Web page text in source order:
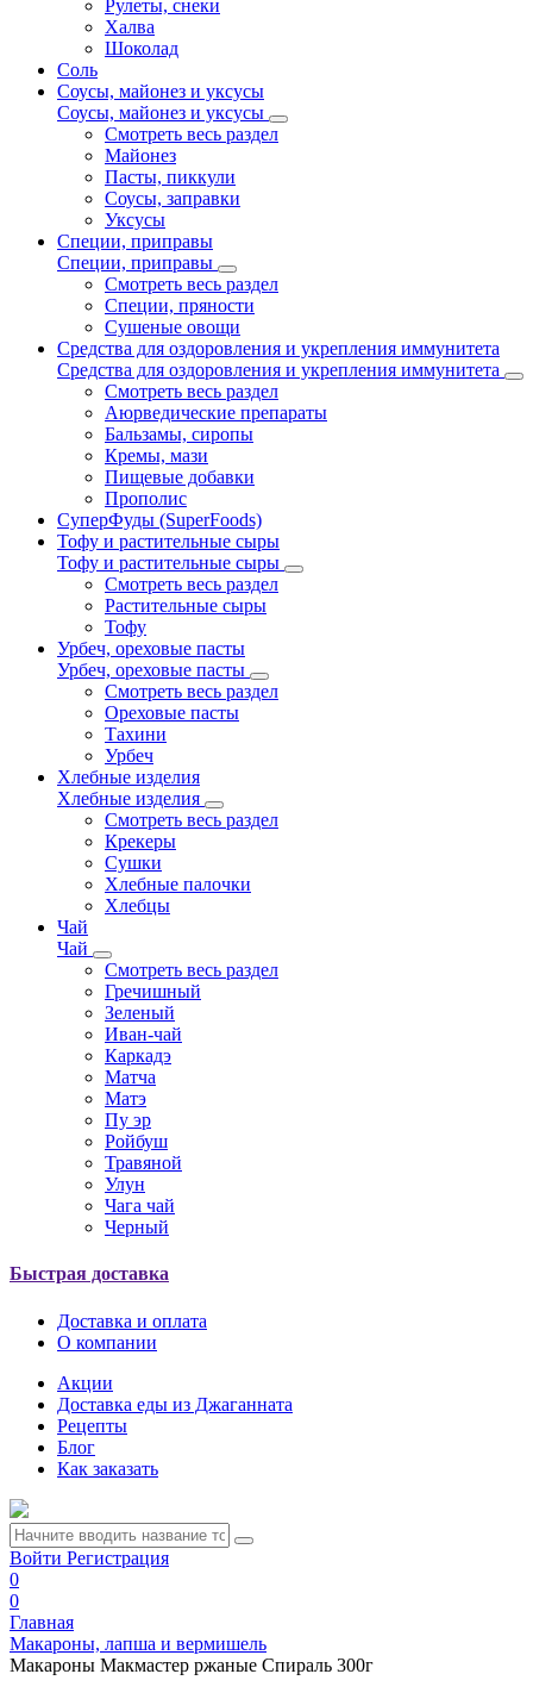
Рулеты, снеки
Халва
Шоколад
Соль
Соусы, майонез и уксусы
Соусы, майонез и уксусы
Смотреть весь раздел
Майонез
Пасты, пиккули
Соусы, заправки
Уксусы
Специи, приправы
Специи, приправы
Смотреть весь раздел
Специи, пряности
Сушеные овощи
Средства для оздоровления и укрепления иммунитета
Средства для оздоровления и укрепления иммунитета
Смотреть весь раздел
Аюрведические препараты
Бальзамы, сиропы
Кремы, мази
Пищевые добавки
Прополис
СуперФуды (SuperFoods)
Тофу и растительные сыры
Тофу и растительные сыры
Смотреть весь раздел
Растительные сыры
Тофу
Урбеч, ореховые пасты
Урбеч, ореховые пасты
Смотреть весь раздел
Ореховые пасты
Тахини
Урбеч
Хлебные изделия
Хлебные изделия
Смотреть весь раздел
Крекеры
Сушки
Хлебные палочки
Хлебцы
Чай
Чай
Смотреть весь раздел
Гречишный
Зеленый
Иван-чай
Каркадэ
Матча
Матэ
Пу эр
Ройбуш
Травяной
Улун
Чага чай
Черный
Быстрая доставка
Доставка и оплата
О компании
Акции
Доставка еды из Джаганната
Рецепты
Блог
Как заказать
Войти Регистрация
0
0
Главная
Макароны, лапша и вермишель
Макароны Макмастер ржаные Спираль 300г